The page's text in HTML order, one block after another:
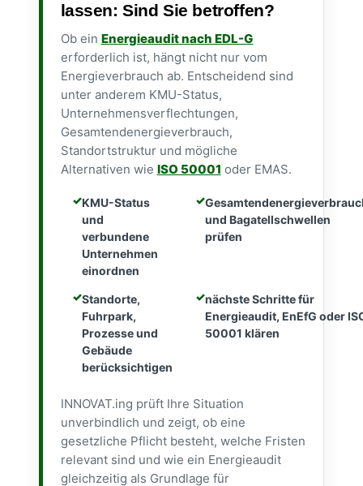
lassen: Sind Sie betroffen?
Ob ein Energieaudit nach EDL-G
erforderlich ist, hängt nicht nur vom
Energieverbrauch ab. Entscheidend sind
unter anderem KMU-Status,
Unternehmensverflechtungen,
Gesamtendenergieverbrauch,
Standortstruktur und mögliche
Alternativen wie ISO 50001 oder EMAS.
KMU-Status
und
verbundene
Unternehmen
einordnen
und Bagatellschwellen
prüfen
Standorte,
Fuhrpark,
Prozesse und
Gebäude
berücksichtigen
nächste Schritte für
Energieaudit, EnEfG oder
50001 klären
INNOVAT.ing prüft Ihre Situation
unverbindlich und zeigt, ob eine
gesetzliche Pflicht besteht, welche Fristen
relevant sind und wie ein Energieaudit
gleichzeitig als Grundlage für